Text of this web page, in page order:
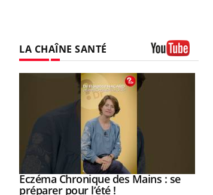
LA CHAÎNE SANTÉ